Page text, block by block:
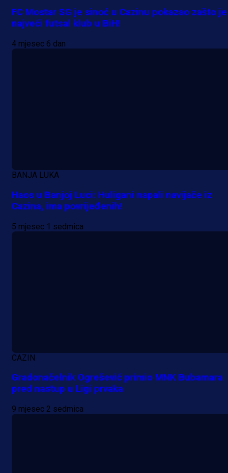
FC Mostar SG je sinoć u Cazinu pokazao zašto je
najveći futsal klub u BiH!
4 mjesec 6 dan
BANJA LUKA
Haos u Banjoj Luci: Huligani napali navijače iz
Cazina, ima povrijeđenih!
5 mjesec 1 sedmica
CAZIN
Gradonačelnik Ogrešević primio MNK Bubamara
pred nastup u Ligi prvaka
9 mjesec 2 sedmica